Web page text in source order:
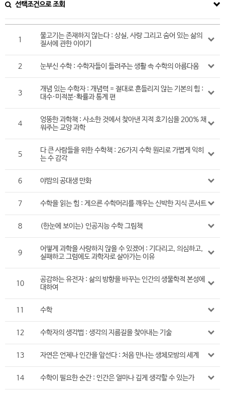
선택조건으로 조회
1
물고기는 존재하지 않는다 : 상실, 사랑 그리고 숨어 있는 삶의
질서에 관한 이야기
2 눈부신 수학 : 수학자들이 들려주는 생활 속 수학의 아름다움
3
개념 있는 수학자 : 개념력 = 절대로 흔들리지 않는 기본의 힘 :
대수·미적분·확률과 통계 편
4
엉뚱한 과학책 : 사소한 것에서 찾아낸 지적 호기심을 200% 채
워주는 교양 과학
5
다 큰 사람들을 위한 수학책 : 26가지 수학 원리로 가볍게 익히
는 수 감각
6 야밤의 공대생 만화
7 수학을 읽는 힘 : 게으른 수학머리를 깨우는 신박한 지식 콘서트
8 (한눈에 보이는) 인공지능 수학 그림책
9
어떻게 과학을 사랑하지 않을 수 있겠어 : 기다리고, 의심하고,
실패하고 그럼에도 과학자로 살아가는 이유
10
공감하는 유전자 : 삶의 방향을 바꾸는 인간의 생물학적 본성에
대하여
11 수학
12 수학자의 생각법 : 생각의 지름길을 찾아내는 기술
13 자연은 언제나 인간을 앞선다 : 처음 만나는 생체모방의 세계
14 수학이 필요한 순간 : 인간은 얼마나 깊게 생각할 수 있는가